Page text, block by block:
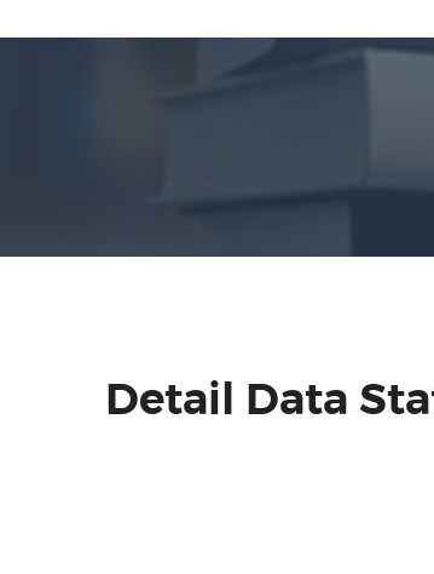
Detail Data